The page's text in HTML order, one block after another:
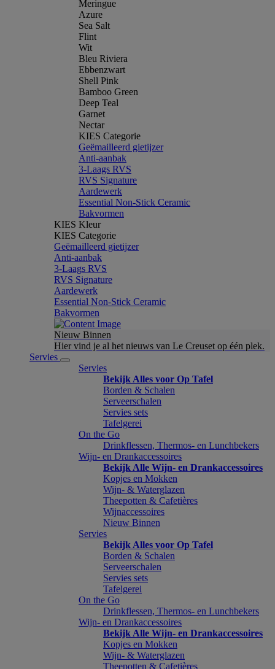
Meringue
Azure
Sea Salt
Flint
Wit
Bleu Riviera
Ebbenzwart
Shell Pink
Bamboo Green
Deep Teal
Garnet
Nectar
KIES Categorie
Geëmailleerd gietijzer
Anti-aanbak
3-Laags RVS
RVS Signature
Aardewerk
Essential Non-Stick Ceramic
Bakvormen
KIES Kleur
KIES Categorie
Geëmailleerd gietijzer
Anti-aanbak
3-Laags RVS
RVS Signature
Aardewerk
Essential Non-Stick Ceramic
Bakvormen
Nieuw Binnen
Hier vind je al het nieuws van Le Creuset op één plek.
Servies
Servies
Bekijk Alles voor Op Tafel
Borden & Schalen
Serveerschalen
Servies sets
Tafelgerei
On the Go
Drinkflessen, Thermos- en Lunchbekers
Wijn- en Drankaccessoires
Bekijk Alle Wijn- en Drankaccessoires
Kopjes en Mokken
Wijn- & Waterglazen
Theepotten & Cafetières
Wijnaccessoires
Nieuw Binnen
Servies
Bekijk Alles voor Op Tafel
Borden & Schalen
Serveerschalen
Servies sets
Tafelgerei
On the Go
Drinkflessen, Thermos- en Lunchbekers
Wijn- en Drankaccessoires
Bekijk Alle Wijn- en Drankaccessoires
Kopjes en Mokken
Wijn- & Waterglazen
Theepotten & Cafetières